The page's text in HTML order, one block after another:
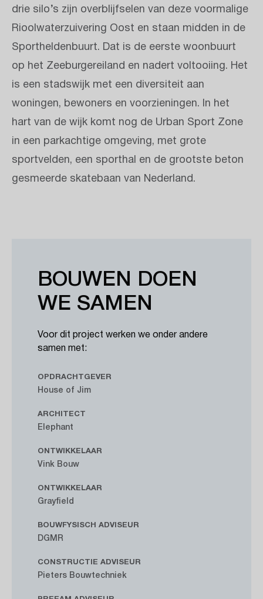
drie silo’s zijn overblijfselen van deze voormalige
Rioolwaterzuivering Oost en staan midden in de
Sportheldenbuurt. Dat is de eerste woonbuurt
op het Zeeburgereiland en nadert voltooiing. Het
is een stadswijk met een diversiteit aan
woningen, bewoners en voorzieningen. In het
hart van de wijk komt nog de Urban Sport Zone
in een parkachtige omgeving, met grote
sportvelden, een sporthal en de grootste beton
gesmeerde skatebaan van Nederland.
BOUWEN DOEN
WE SAMEN
Voor dit project werken we onder andere
samen met:
OPDRACHTGEVER
House of Jim
ARCHITECT
Elephant
ONTWIKKELAAR
Vink Bouw
ONTWIKKELAAR
Grayfield
BOUWFYSISCH ADVISEUR
DGMR
CONSTRUCTIE ADVISEUR
Pieters Bouwtechniek